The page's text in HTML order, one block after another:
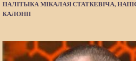
ПАЛІТЫКА МІКАЛАЯ СТАТКЕВІЧА,
КАЛОНІІ